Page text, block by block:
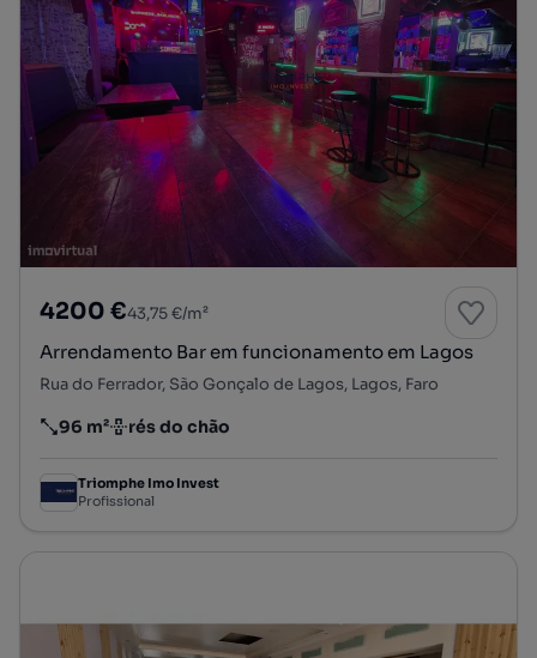
4200 €43,75 €/m²
Arrendamento Bar em funcionamento em Lagos
Rua do Ferrador, São Gonçalo de Lagos, Lagos, Faro
Preço por metro quadrado
96 m²
Andar rés do chão
Triomphe Imo Invest
Profissional